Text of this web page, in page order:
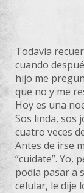
Todavía
cuando
hijo me
que no y me
Hoy es una
Sos linda, sos
cuatro veces
Antes de irse
“cuidate”. Yo,
podía pasar a
celular, le dije